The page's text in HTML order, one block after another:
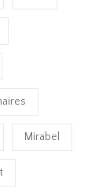
Mirabel